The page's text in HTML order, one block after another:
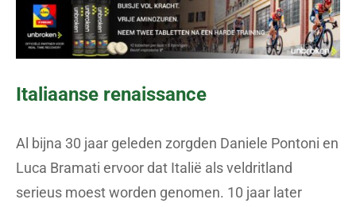
Italiaanse renaissance
Al bijna 30 jaar geleden zorgden Daniele Pontoni en
Luca Bramati ervoor dat Italië als veldritland
serieus moest worden genomen. 10 jaar later